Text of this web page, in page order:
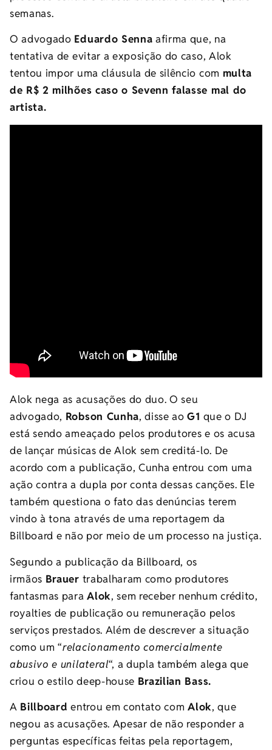
semanas.
O advogado Eduardo Senna afirma que, na
tentativa de evitar a exposição do caso, Alok
tentou impor uma cláusula de silêncio com multa
de R$ 2 milhões caso o Sevenn falasse mal do
artista.
Alok nega as acusações do duo. O seu
advogado, Robson Cunha, disse aoG1 que o DJ
está sendo ameaçado pelos produtores e os acusa
de lançar músicas de Alok sem creditá-lo. De
acordo com a publicação, Cunha entrou com uma
ação contra a dupla por conta dessas canções. Ele
também questiona o fato das denúncias terem
vindo à tona através de uma reportagem da
Billboard e não por meio de um processo na justiça.
Segundo a publicação da Billboard, os
irmãos Brauer trabalharam como produtores
fantasmas paraAlok, sem receber nenhum crédito,
royalties de publicação ou remuneração pelos
serviços prestados. Além de descrever a situação
como um “relacionamento comercialmente
abusivo e unilateral“, a dupla também alega que
criou o estilo deep-house Brazilian Bass.
A Billboard entrou em contato comAlok, que
negou as acusações. Apesar de não responder a
perguntas específicas feitas pela reportagem,